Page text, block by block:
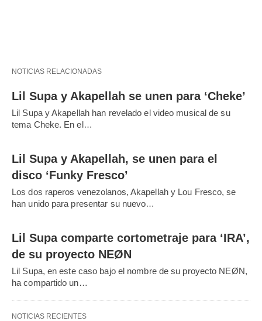
NOTICIAS RELACIONADAS
Lil Supa y Akapellah se unen para ‘Cheke’
Lil Supa y Akapellah han revelado el video musical de su
tema Cheke. En el…
Lil Supa y Akapellah, se unen para el
disco ‘Funky Fresco’
Los dos raperos venezolanos, Akapellah y Lou Fresco, se
han unido para presentar su nuevo…
Lil Supa comparte cortometraje para ‘IRA’,
de su proyecto NEØN
Lil Supa, en este caso bajo el nombre de su proyecto NEØN,
ha compartido un…
NOTICIAS RECIENTES